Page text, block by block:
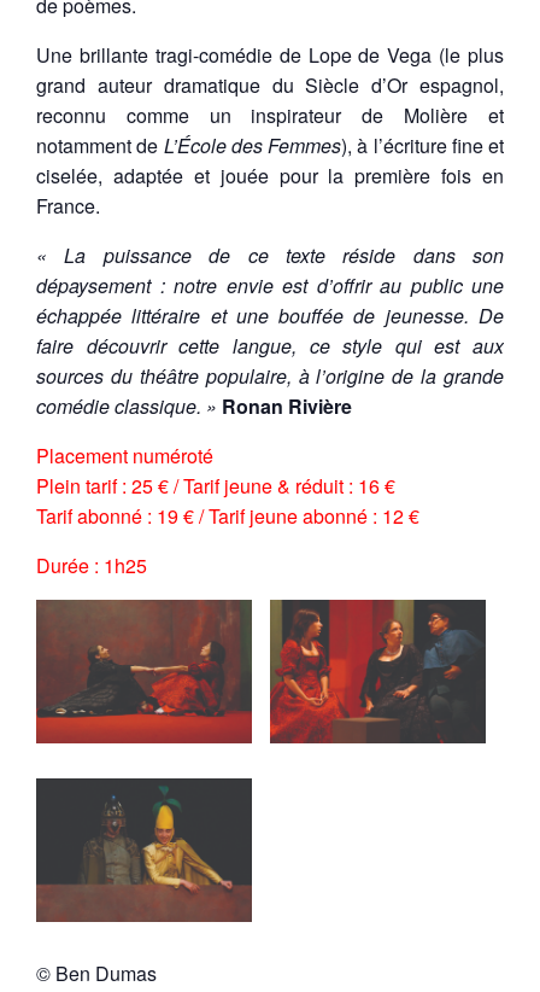
Une brillante tragi-comédie de Lope de Vega (le plus
grand auteur dramatique du Siècle d’Or espagnol,
reconnu comme un inspirateur de Molière et
notamment de L’École des Femmes), à l’écriture fine et
ciselée, adaptée et jouée pour la première fois en
France.
« La puissance de ce texte réside dans son
dépaysement : notre envie est d’offrir au public une
échappée littéraire et une bouffée de jeunesse. De
faire découvrir cette langue, ce style qui est aux
sources du théâtre populaire, à l’origine de la grande
comédie classique. » Ronan Rivière
Placement numéroté
Plein tarif : 25 € / Tarif jeune & réduit : 16 €
Tarif abonné : 19 € / Tarif jeune abonné : 12 €
Durée : 1h25
© Ben Dumas